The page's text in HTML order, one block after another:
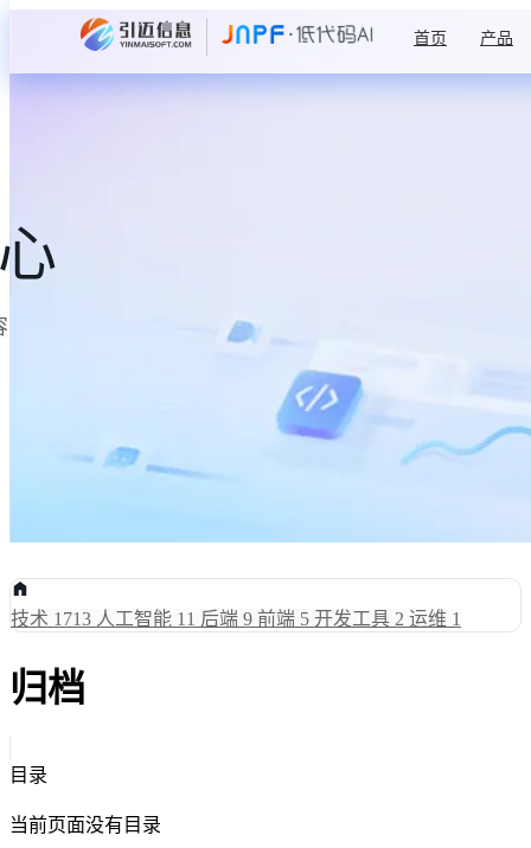
首页 产品
技术 1713 人工智能 11 后端 9 前端 5 开发工具 2 运维 1
归档
目录
当前页面没有目录